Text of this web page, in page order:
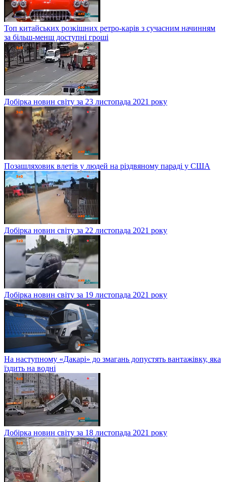
Топ китайських розкішних ретро-карів з сучасним начинням
за більш-менш доступні гроші
Добірка новин світу за 23 листопада 2021 року
Позашляховик влетів у людей на різдвяному параді у США
Добірка новин світу за 22 листопада 2021 року
Добірка новин світу за 19 листопада 2021 року
На наступному «Дакарі» до змагань допустять вантажівку, яка
їздить на водні
Добірка новин світу за 18 листопада 2021 року